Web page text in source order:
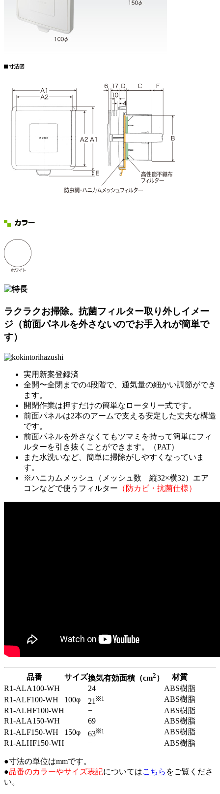
ラクラクお掃除。抗菌フィルター取り外しイメー
ジ（前面パネルを外さないのでお手入れが簡単で
す）
実用新案登録済
全開〜全閉までの4段階で、通気量の細かい調節ができ
ます。
開閉作業は押すだけの簡単なロータリー式です。
前面パネルは2本のアームで支える安定した丈夫な構造
です。
前面パネルを外さなくてもツマミを持って簡単にフィ
ルターを引き抜くことができます。（PAT）
また水洗いなど、簡単に掃除がしやすくなっていま
す。
※ハニカムメッシュ（メッシュ数 縦32×横32）エア
コンなどで使うフィルター （防カビ・抗菌仕様）
品番 サイズ換気有効面積（cm2 ）
材質
R1-ALA100-WH
100φ
24
ABS樹脂
R1-ALF100-WH
21※1
ABS樹脂
R1-ALHF100-WH
−
ABS樹脂
R1-ALA150-WH
150φ
69
ABS樹脂
R1-ALF150-WH
63※1
ABS樹脂
R1-ALHF150-WH
− ABS樹脂
●寸法の単位はmmです。
●品番のカラーやサイズ表記についてはこちら をご覧くださ
い。